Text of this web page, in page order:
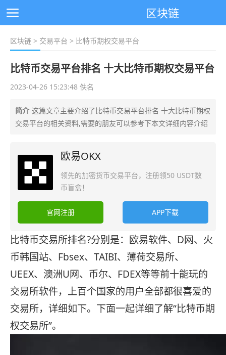
区块链
区块链 > 交易平台 > 比特币期权交易平台
比特币交易平台排名 十大比特币期权交易平台
2023-04-26 15:23:48 佚名
简介 这篇文章主要介绍了比特币交易平台排名 十大比特币期权
交易平台的相关资料,需要的朋友可以参考下本文详细内容介绍
欧易OKX
领先的加密货币交易平台，注册领50 USDT数
币盲盒！
官网注册 APP下载
比特币交易所排名?分别是：欧易软件、D网、火
币韩国站、Fbsex、TAIBI、薄荷交易所、
UEEX、澳洲U网、币尔、FDEX等等前十能玩的
交易所软件，上百个国家的用户全部都很喜爱的
交易所，详细如下。下面一起详细了解“比特币期
权交易所”。